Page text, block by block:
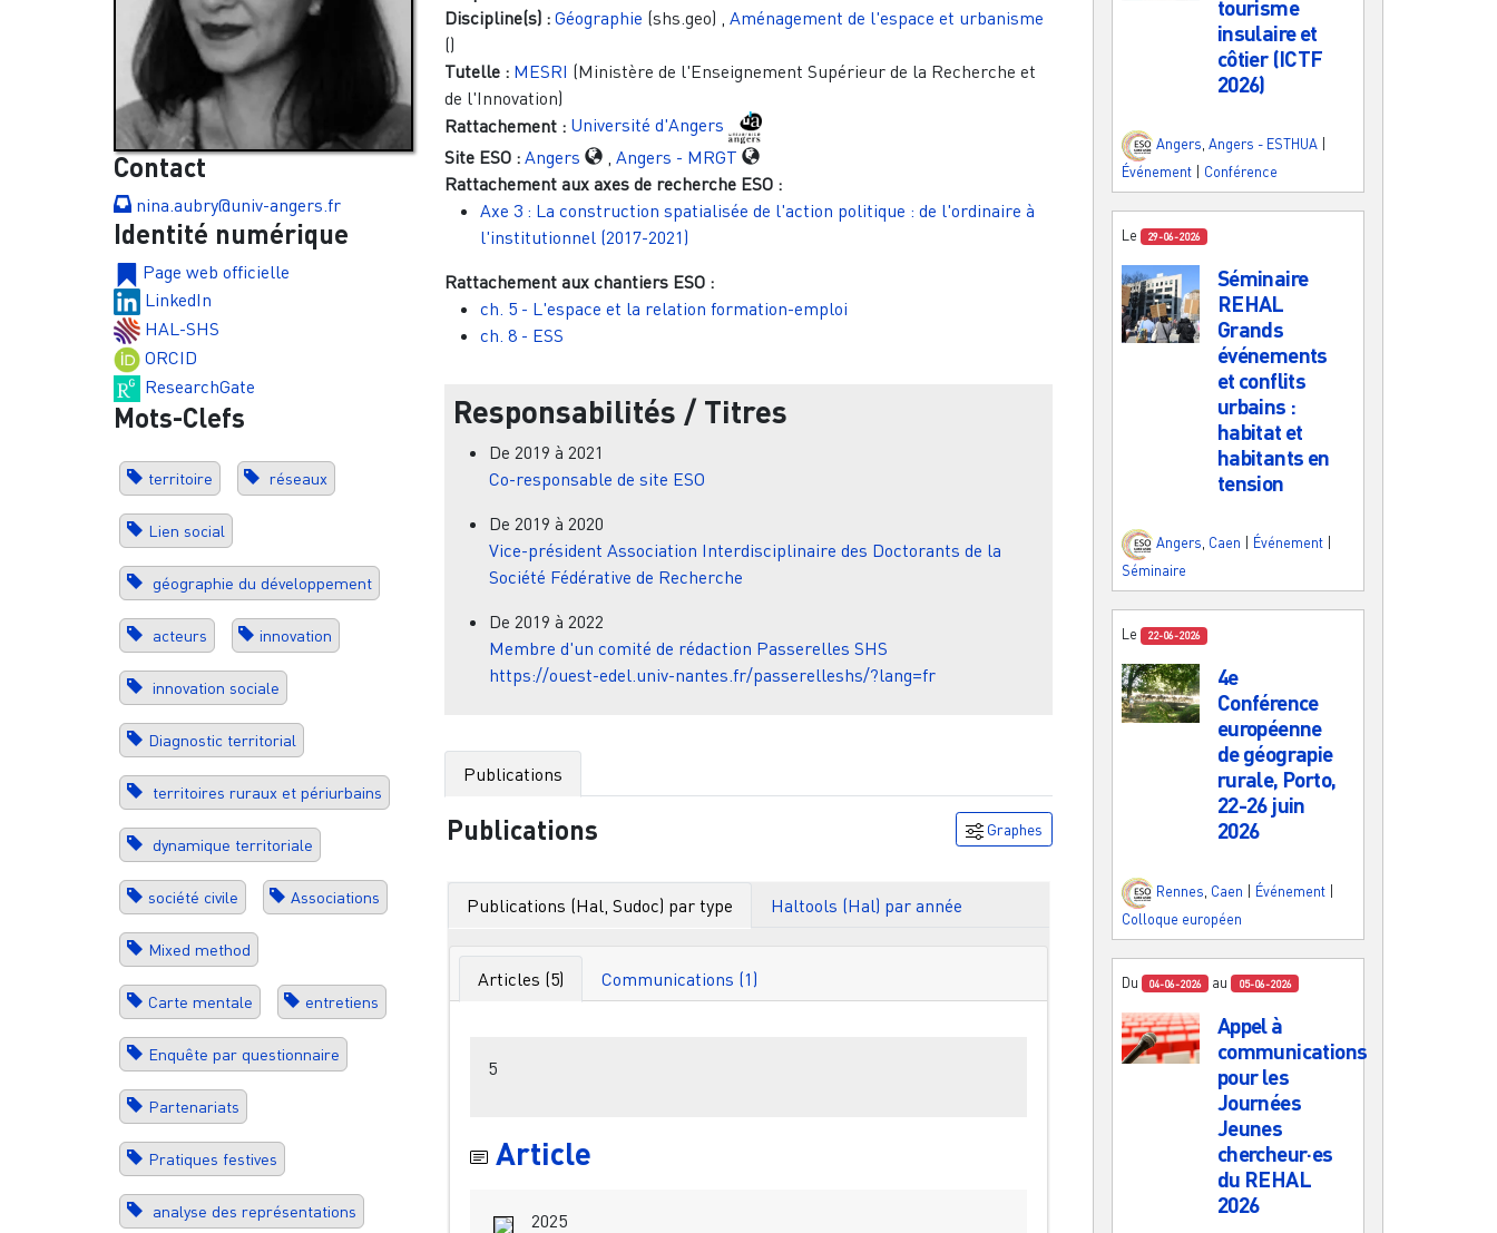
Contact
nina.aubry@univ-angers.fr
Identité numérique
Page web officielle
LinkedIn
HAL-SHS
ORCID
ResearchGate
Mots-Clefs
territoire réseaux
Lien social
géographie du développement
acteurs innovation
innovation sociale
Diagnostic territorial
territoires ruraux et périurbains
dynamique territoriale
société civile Associations
Mixed method
Carte mentale entretiens
Enquête par questionnaire
Partenariats
Pratiques festives
analyse des représentations
Discipline(s) : Géographie (shs.geo)
Aménagement de l'espace et urbanisme
()
Tutelle : MESRI (Ministère de l'Enseignement Supérieur de la Recherche et
de l'Innovation)
Rattachement : Université d'Angers
Site ESO : Angers , Angers - MRGT
Rattachement aux axes de recherche ESO :
Axe 3 : La construction spatialisée de l'action politique : de l'ordinaire à
l'institutionnel (2017-2021)
Rattachement aux chantiers ESO :
ch. 5 - L'espace et la relation formation-emploi
ch. 8 - ESS
Responsabilités / Titres
De 2019 à 2021
Co-responsable de site ESO
De 2019 à 2020
Vice-président Association Interdisciplinaire des Doctorants de la
Société Fédérative de Recherche
De 2019 à 2022
Membre d'un comité de rédaction Passerelles SHS
https://ouest-edel.univ-nantes.fr/passerelleshs/?lang=fr
Publications
Publications Graphes
Publications (Hal, Sudoc) par type Haltools (Hal) par année
Articles (5) Communications (1)
5
Article
2025
tourisme
insulaire et
côtier (ICTF
2026)
Angers Angers - ESTHUA
Événement
Conférence
Le 29-06-2026
Séminaire
REHAL
Grands
événements
et conflits
urbains :
habitat et
habitants en
tension
Angers, Caen Événement
Séminaire
Le 22-06-2026
4e
Conférence
européenne
de géograpie
rurale, Porto,
22-26 juin
2026
Rennes Caen Événement
Colloque européen
Du 04-06-2026 au 05-06-2026
Appel à
communications
pour les
Journées
Jeunes
chercheur·es
du REHAL
2026